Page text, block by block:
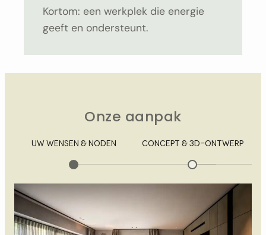
Kortom: een werkplek die energie
geeft en ondersteunt.
Onze aanpak
UW WENSEN & NODEN CONCEPT & 3D-ONTWERP